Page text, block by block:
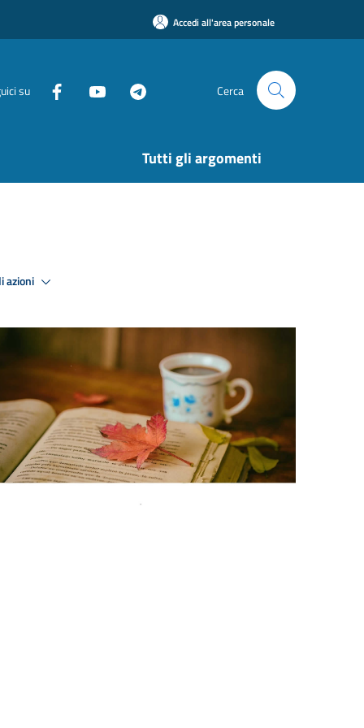
Accedi all'area personale
su Cerca
Tutti gli argomenti
azioni